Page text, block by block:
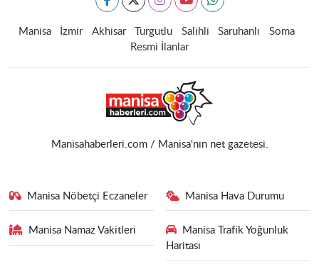
Manisa İzmir Akhisar Turgutlu Salihli Saruhanlı
Soma
Resmi İlanlar
Manisahaberleri.com / Manisa'nın net gazetesi.
Manisa Nöbetçi Eczaneler Manisa Hava Durumu
Manisa Namaz Vakitleri
Manisa Trafik Yoğunluk
Haritası